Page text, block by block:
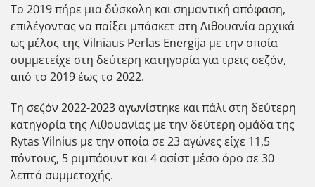
Το 2019 πήρε μια δύσκολη και σημαντική απόφαση,
επιλέγοντας να παίξει μπάσκετ στη Λιθουανία αρχικά
ως μέλος της Vilniaus Perlas Energija με την οποία
συμμετείχε στη δεύτερη κατηγορία για τρεις σεζόν,
από το 2019 έως το 2022.
Τη σεζόν 2022-2023 αγωνίστηκε και πάλι στη δεύτερη
κατηγορία της Λιθουανίας με την δεύτερη ομάδα της
Rytas Vilnius με την οποία σε 23 αγώνες είχε 11,5
πόντους, 5 ριμπάουντ και 4 ασίστ μέσο όρο σε 30
λεπτά συμμετοχής.